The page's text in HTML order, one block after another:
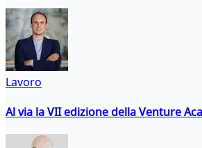
Lavoro
Al via la VII edizione della Venture